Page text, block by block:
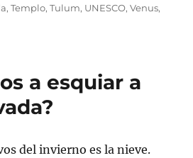
,Templo,Tulum, UNESCO,Venus,
a esquiar a
del invierno es la nieve.